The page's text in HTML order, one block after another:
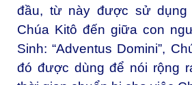
đầu, từ này được sử dụng
Chúa Kitô đến giữa con
Sinh: “Adventus Domini”,
đó được dùng để nói rộng